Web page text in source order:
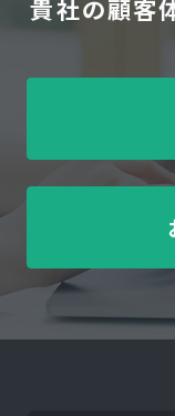
貴社の顧客